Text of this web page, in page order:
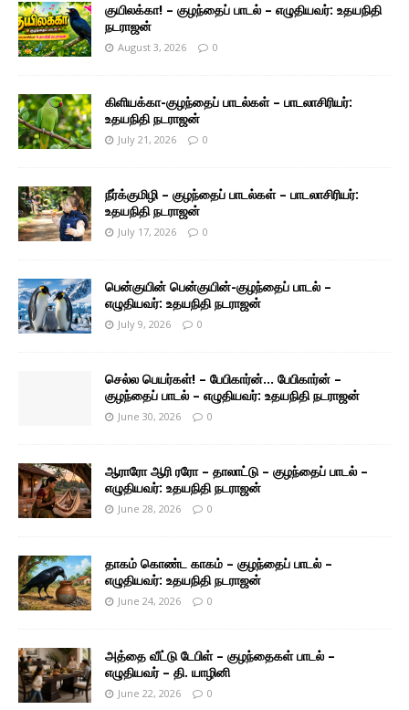
குயிலக்கா! – குழந்தைப் பாடல் – எழுதியவர்: உதயநிதி
நடராஜன்
August 3, 2026 0
கிளியக்கா-குழந்தைப் பாடல்கள் – பாடலாசிரியர்:
உதயநிதி நடராஜன்
July 21, 2026 0
நீர்க்குமிழி – குழந்தைப் பாடல்கள் – பாடலாசிரியர்:
உதயநிதி நடராஜன்
July 17, 2026 0
பென்குயின் பென்குயின்-குழந்தைப் பாடல் –
எழுதியவர்: உதயநிதி நடராஜன்
July 9, 2026 0
செல்ல பெயர்கள்! – பேபிகார்ன்… பேபிகார்ன் –
குழந்தைப் பாடல் – எழுதியவர்: உதயநிதி நடராஜன்
June 30, 2026 0
ஆராரோ ஆரி ரரோ – தாலாட்டு – குழந்தைப் பாடல் –
எழுதியவர்: உதயநிதி நடராஜன்
June 28, 2026 0
தாகம் கொண்ட காகம் – குழந்தைப் பாடல் –
எழுதியவர்: உதயநிதி நடராஜன்
June 24, 2026 0
அத்தை வீட்டு டேபிள் – குழந்தைகள் பாடல் –
எழுதியவர் – தி. யாழினி
June 22, 2026 0